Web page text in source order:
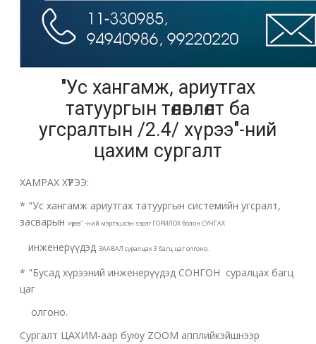
"Ус хангамж, ариутгах
татуургын төлөвлөлт ба
угсралтын /2.4/ хүрээ"-ний
цахим сургалт
ХАМРАХ ХҮРЭЭ:
* "Ус хангамж ариутгах татуургын системийн угсралт,
засварынхүрээ" -ний мэргэшсэн зэрэг ГОРИЛОХ болон СУНГАХ
инженерүүдэдЗААВАЛ суралцах 3 багц цаг олгоно.
* "Бусад хүрээний инженерүүдэд СОНГОН суралцах багц
цаг
олгоно.
Сургалт ЦАХИМ-аар буюу ZOOM апплийкэйшнээр